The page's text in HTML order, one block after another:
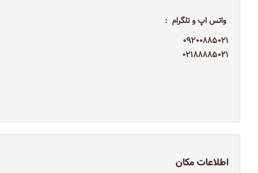
۰۹۲۰۰۸۸۵۰۲۱
۰۲۱۸۸۸۸۵۰۲۱
اطلاعات مکان